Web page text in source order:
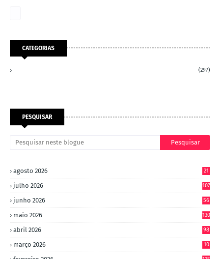
CATEGORIAS
(297)
PESQUISAR
agosto 2026 21
julho 2026 107
junho 2026 56
maio 2026 130
abril 2026 98
março 2026
10